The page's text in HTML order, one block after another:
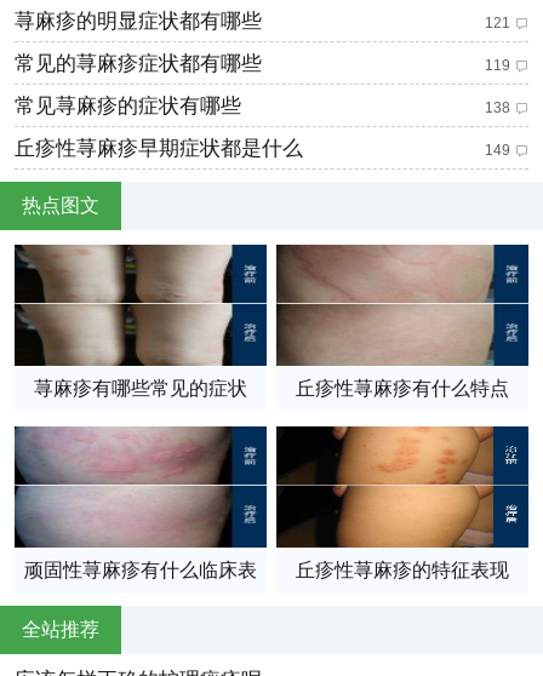
荨麻疹的明显症状都有哪些 121
常见的荨麻疹症状都有哪些 119
常见荨麻疹的症状有哪些 138
丘疹性荨麻疹早期症状都是什么 149
热点图文
荨麻疹有哪些常见的症状 丘疹性荨麻疹有什么特点
顽固性荨麻疹有什么临床表
丘疹性荨麻疹的特征表现
全站推荐